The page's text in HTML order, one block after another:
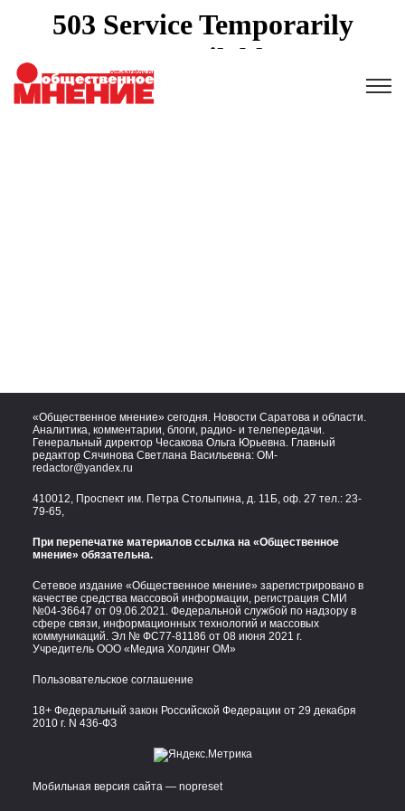
«Общественное мнение» сегодня. Новости Саратова и области.
Аналитика, комментарии, блоги, радио- и телепередачи.
Генеральный директор Чесакова Ольга Юрьевна. Главный
редактор Сячинова Светлана Васильевна: OM-
redactor@yandex.ru
410012, Проспект им. Петра Столыпина, д. 11Б, оф. 27 тел.: 23-
79-65,
При перепечатке материалов ссылка на «Общественное
мнение» обязательна.
Сетевое издание «Общественное мнение» зарегистрировано в
качестве средства массовой информации, регистрация СМИ
№04-36647 от 09.06.2021. Федеральной службой по надзору в
сфере связи, информационных технологий и массовых
коммуникаций. Эл № ФС77-81186 от 08 июня 2021 г.
Учредитель ООО «Медиа Холдинг ОМ»
Пользовательское соглашение
18+ Федеральный закон Российской Федерации от 29 декабря
2010 г. N 436-ФЗ
Мобильная версия сайта — nopreset